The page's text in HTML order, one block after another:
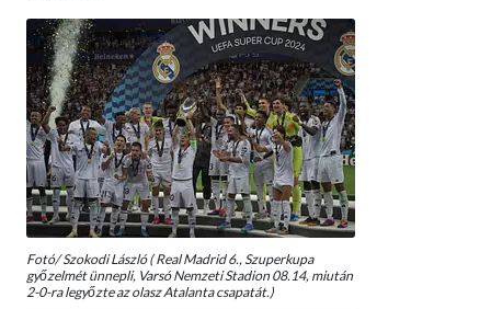
Fotó/ Szokodi László ( Real Madrid 6., Szuperkupa
győzelmét ünnepli, Varsó Nemzeti Stadion 08.14, miután
2-0-ra legyőzte az olasz Atalanta csapatát.)